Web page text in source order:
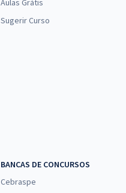
Aulas Grátis
Sugerir Curso
BANCAS DE CONCURSOS
Cebraspe